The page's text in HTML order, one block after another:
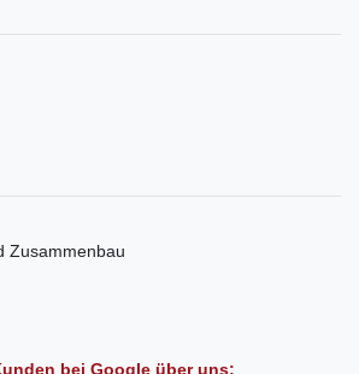
Zusammenbau
bei Google über uns: